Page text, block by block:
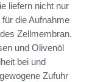
liefern nicht nur
die Aufnahme
Zellmembran.
und Olivenöl
bei und
Zufuhr